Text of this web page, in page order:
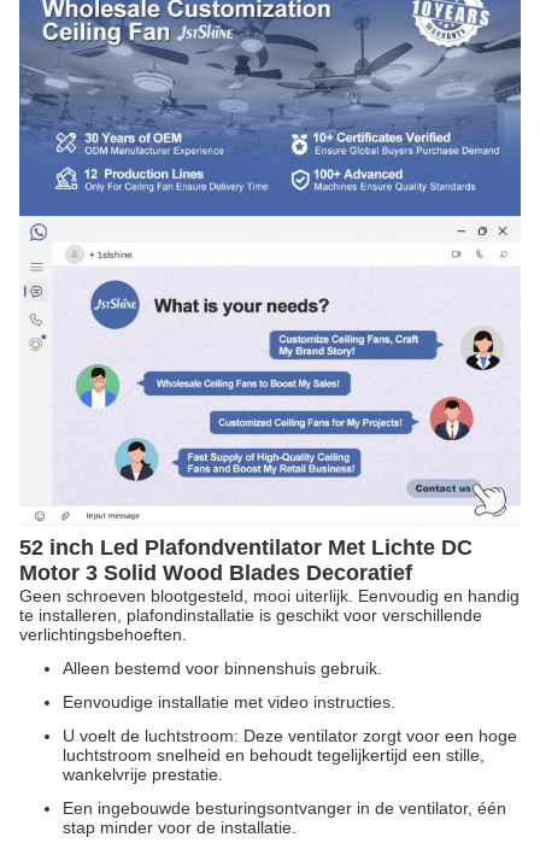
52 inch Led Plafondventilator Met Lichte DC
Motor 3 Solid Wood Blades Decoratief
Geen schroeven blootgesteld, mooi uiterlijk. Eenvoudig en handig
te installeren, plafondinstallatie is geschikt voor verschillende
verlichtingsbehoeften.
Alleen bestemd voor binnenshuis gebruik.
Eenvoudige installatie met video instructies.
U voelt de luchtstroom: Deze ventilator zorgt voor een hoge
luchtstroom snelheid en behoudt tegelijkertijd een stille,
wankelvrije prestatie.
Een ingebouwde besturingsontvanger in de ventilator, één
stap minder voor de installatie.